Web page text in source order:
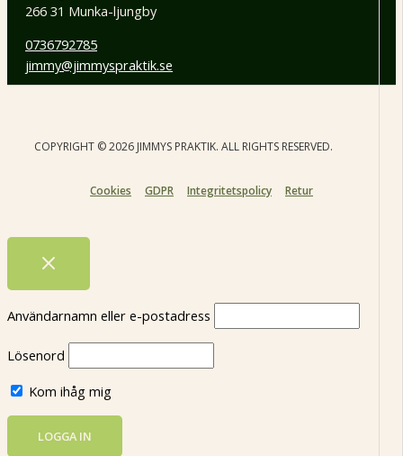
266 31 Munka-ljungby
0736792785
jimmy@jimmyspraktik.se
COPYRIGHT © 2026 JIMMYS PRAKTIK. ALL RIGHTS RESERVED.
Cookies GDPR Integritetspolicy Retur
Användarnamn eller e-postadress
Lösenord
Kom ihåg mig